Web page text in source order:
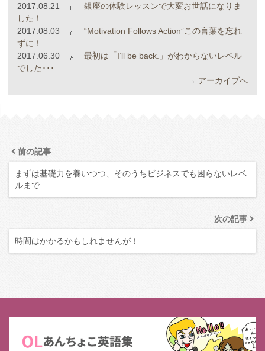
2017.08.21
銀座の体験レッスンで大変お世話になりま
した！
2017.08.03
“Motivation Follows Action”この言葉を忘れ
ずに！
2017.06.30
最初は「I’ll be back.」がわからないレベル
でした･･･
→ アーカイブへ
前の記事
まずは基礎力を養いつつ、そのうちビジネスでも困らないレベ
ルまで…
次の記事
時間はかかるかもしれませんが！